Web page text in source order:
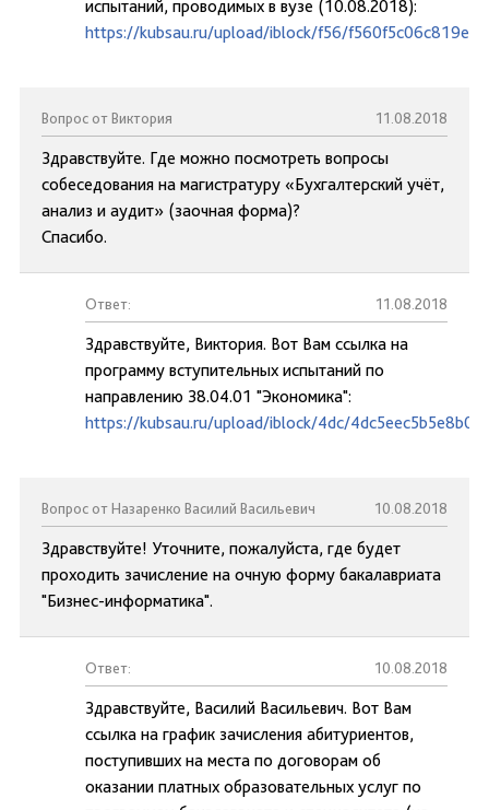
испытаний, проводимых в вузе (10.08.2018):
https://kubsau.ru/upload/iblock/f56/
Вопрос от Виктория 11.08.2018
Здравствуйте. Где можно посмотреть вопросы
собеседования на магистратуру «Бухгалтерский учёт,
анализ и аудит» (заочная форма)?
Спасибо.
Ответ: 11.08.2018
Здравствуйте, Виктория. Вот Вам ссылка на
программу вступительных испытаний по
направлению 38.04.01 "Экономика":
https://kubsau.ru/upload/iblock/4dc/
Вопрос от Назаренко Василий Васильевич 10.08.2018
Здравствуйте! Уточните, пожалуйста, где будет
проходить зачисление на очную форму бакалавриата
"Бизнес-информатика".
Ответ: 10.08.2018
Здравствуйте, Василий Васильевич. Вот Вам
ссылка на график зачисления абитуриентов,
поступивших на места по договорам об
оказании платных образовательных услуг по